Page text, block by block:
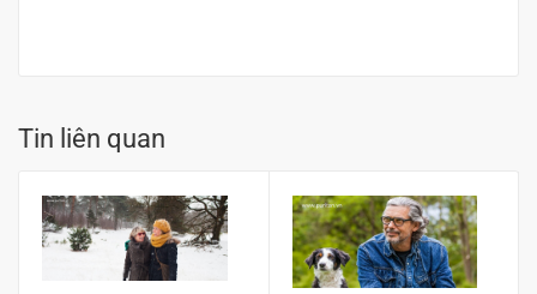
Tin liên quan